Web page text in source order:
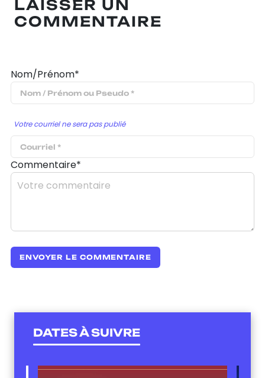
LAISSER UN
COMMENTAIRE
Nom/Prénom*
Votre courriel ne sera pas publié
Commentaire*
DATES À SUIVRE